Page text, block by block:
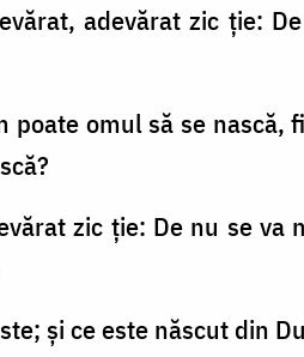
adevărat zic ţie:
poate omul să se
zic ţie: De nu se
şi ce este născut din